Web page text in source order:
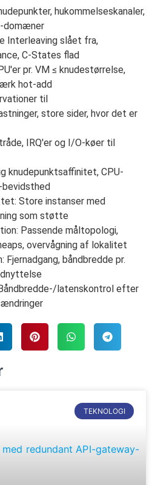
hukommelseskanaler,
domæner
Interleaving slået fra,
C-States flad
pr. VM ≤ knudestørrelse,
hot-add
til
store sider, hvor det er
IRQ'er og I/O-køer til
knudepunktsaffinitet, CPU-
Store instanser med
som støtte
Passende måltopologi,
overvågning af lokalitet
Fjernadgang, båndbredde pr.
latenskontrol efter
TEKNOLOGI